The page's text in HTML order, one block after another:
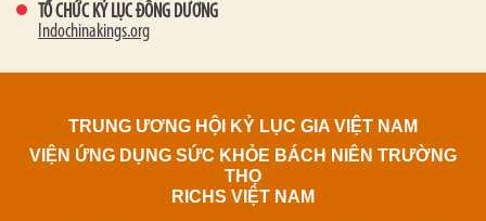
TỔ CHỨC KỶ LỤC ĐÔNG DƯƠNG
Indochinakings.org
TRUNG ƯƠNG HỘI KỶ LỤC GIA VIỆT NAM
VIỆN ỨNG DỤNG SỨC KHỎE BÁCH NIÊN TRƯỜNG
THỌ
RICHS VIỆT NAM